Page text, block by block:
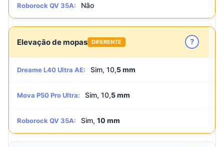
Roborock QV 35A: Não
Elevação de mopas DIFERENTE ?
Dreame L40 Ultra AE: Sim, 10,5 mm
Mova P50 Pro Ultra: Sim, 10,5 mm
Roborock QV 35A: Sim, 10 mm